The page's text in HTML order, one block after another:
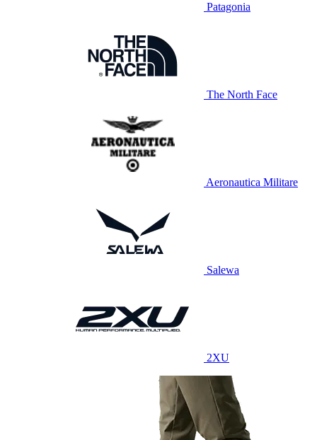
Patagonia
The North Face
Aeronautica Militare
Salewa
2XU